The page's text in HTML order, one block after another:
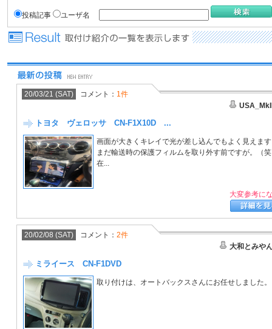
投稿記事 ユーザ名
20/03/21 (SAT) コメント： 1件
トヨタ ヴェロッサ CN-F1X10D ...
画面が大きくキレイで光が差し込んでもよく見えま
まだ輸送時の保護フィルムを取り外す前ですが。（
在...
大変参考に
20/02/08 (SAT) コメント： 2件
大和とみや
ミライース CN-F1DVD
取り付けは、オートバックスさんにお任せしました。